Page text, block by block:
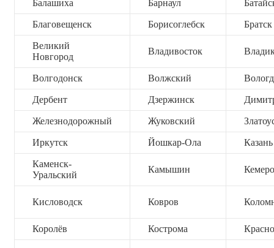
Балашиха Барнаул
Благовещенск Борисоглебск Братск
Великий
Новгород
Владивосток
Волгодонск Волжский
Дербент Дзержинск
Железнодорожный Жуковский
Иркутск Йошкар-Ола Казань
Каменск-
Уральский
Камышин
Кисловодск Ковров
Королёв Кострома